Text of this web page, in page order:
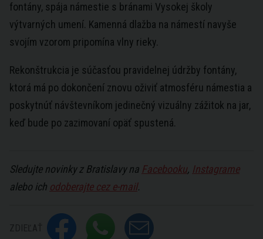
fontány, spája námestie s bránami Vysokej školy
výtvarných umení. Kamenná dlažba na námestí navyše
svojím vzorom pripomína vlny rieky.
Rekonštrukcia je súčasťou pravidelnej údržby fontány,
ktorá má po dokončení znovu oživiť atmosféru námestia a
poskytnúť návštevníkom jedinečný vizuálny zážitok na jar,
keď bude po zazimovaní opäť spustená.
Sledujte novinky z Bratislavy na Facebooku, Instagrame
alebo ich odoberajte cez e-mail.